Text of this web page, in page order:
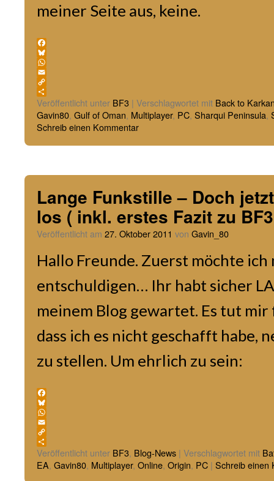
meiner Seite aus, keine.
Facebook
Bluesky
WhatsApp
Email
Copy
Link
Teilen
Veröffentlicht unter BF3 | Verschlagwortet mit Back to
Gavin80, Gulf of Oman, Multiplayer, PC, Sharqui Peninsula,
Schreib einen Kommentar
Lange Funkstille – Doch
los ( inkl. erstes Fazit zu
Veröffentlicht am 27. Oktober 2011 von Gavin_80
Hallo Freunde. Zuerst möchte ich
entschuldigen… Ihr habt sicher
meinem Blog gewartet. Es tut
dass ich es nicht geschafft habe,
zu stellen. Um ehrlich zu sein:
Facebook
Bluesky
WhatsApp
Email
Copy
Link
Teilen
Veröffentlicht unter BF3, Blog-News | Verschlagwortet mit
EA, Gavin80, Multiplayer, Online, Origin, PC | Schreib einen